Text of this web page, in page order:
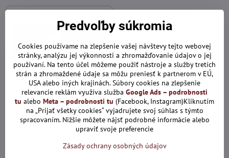
30005-DRP-3 Elegantná
dámska košeľa - SLIM FIT
Skladom
33,83 €
Predvoľby súkromia
Cookies používame na zlepšenie vašej návštevy tejto webovej
stránky, analýzu jej výkonnosti a zhromažďovanie údajov o jej
používaní. Na tento účel môžeme použiť nástroje a služby tretích
strán a zhromaždené údaje sa môžu preniesť k partnerom v EÚ,
USA alebo iných krajinách. Súbory cookies na zlepšenie
relevancie reklám využíva služba Google Ads – podrobnosti
tu alebo Meta – podrobnosti tu (Facebook, Instagram)Kliknutím
na „Prijať všetky cookies“ vyjadrujete svoj súhlas s týmto
spracovaním. Nižšie môžete nájsť podrobné informácie alebo
upraviť svoje preferencie
Zásady ochrany osobných údajov